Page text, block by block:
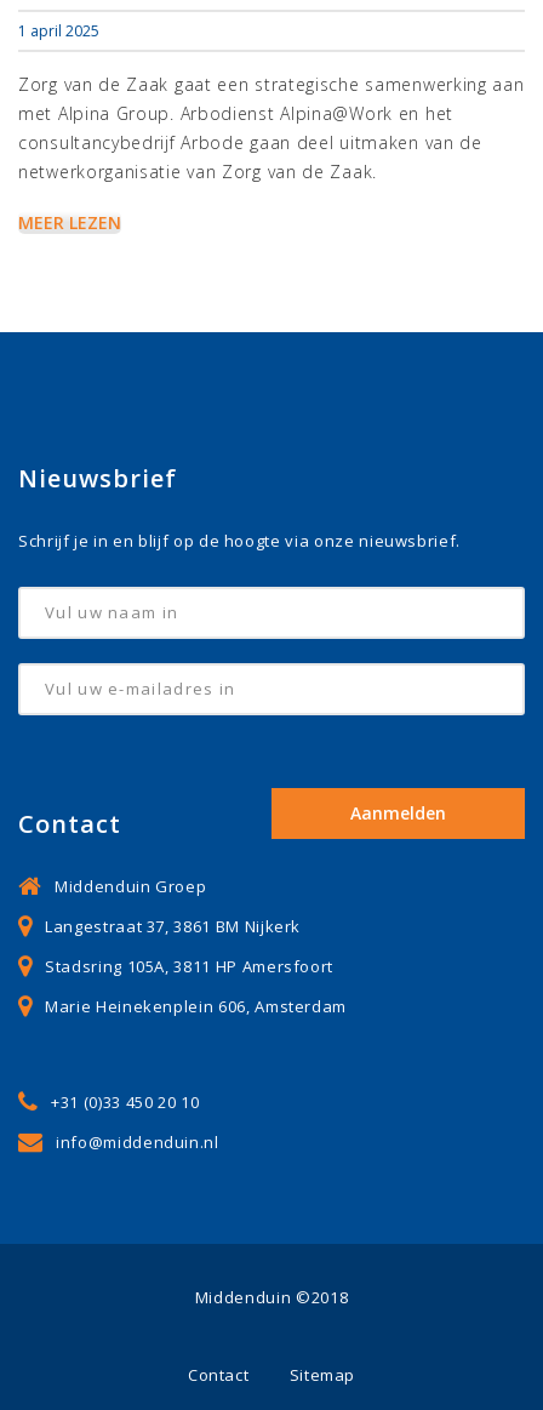
1 april 2025
Zorg van de Zaak gaat een strategische samenwerking aan
met Alpina Group. Arbodienst Alpina@Work en het
consultancybedrijf Arbode gaan deel uitmaken van de
netwerkorganisatie van Zorg van de Zaak.
MEER LEZEN
Nieuwsbrief
Schrijf je in en blijf op de hoogte via onze nieuwsbrief.
Contact
Middenduin Groep
Langestraat 37, 3861 BM Nijkerk
Stadsring 105A, 3811 HP Amersfoort
Marie Heinekenplein 606, Amsterdam
+31 (0)33 450 20 10
info@middenduin.nl
Middenduin ©2018
Contact Sitemap